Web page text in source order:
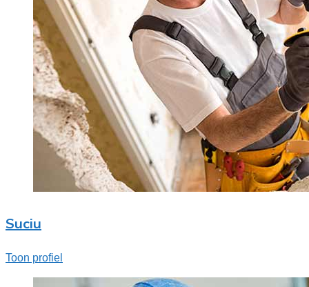
Suciu
Toon profiel